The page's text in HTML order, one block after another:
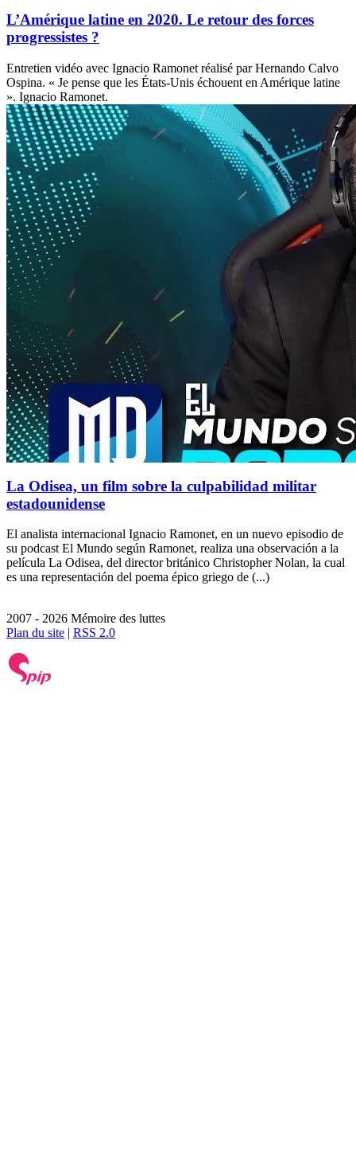
L’Amérique latine en 2020. Le retour des forces
progressistes ?
Entretien vidéo avec Ignacio Ramonet réalisé par Hernando Calvo
Ospina. « Je pense que les États-Unis échouent en Amérique latine
». Ignacio Ramonet.
La Odisea, un film sobre la culpabilidad militar
estadounidense
El analista internacional Ignacio Ramonet, en un nuevo episodio de
su podcast El Mundo según Ramonet, realiza una observación a la
película La Odisea, del director británico Christopher Nolan, la cual
es una representación del poema épico griego de (...)
2007 - 2026 Mémoire des luttes
Plan du site | RSS 2.0